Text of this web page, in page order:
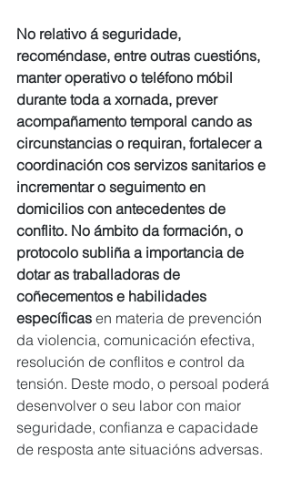
No relativo á seguridade,
recoméndase, entre outras cuestións,
manter operativo o teléfono móbil
durante toda a xornada, prever
acompañamento temporal cando as
circunstancias o requiran, fortalecer a
coordinación cos servizos sanitarios e
incrementar o seguimento en
domicilios con antecedentes de
conflito. No ámbito da formación, o
protocolo subliña a importancia de
dotar as traballadoras de
coñecementos e habilidades
específicas en materia de prevención
da violencia, comunicación efectiva,
resolución de conflitos e control da
tensión. Deste modo, o persoal poderá
desenvolver o seu labor con maior
seguridade, confianza e capacidade
de resposta ante situacións adversas.